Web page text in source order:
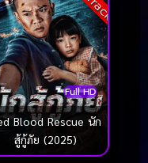
Full HD
Blood Rescue นัก
สู้กู้ภัย (2025)